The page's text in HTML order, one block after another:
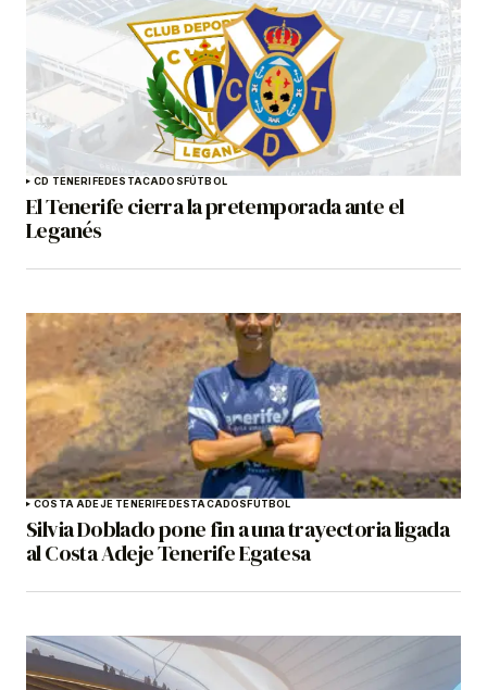
CD TENERIFEDESTACADOSFÚTBOL
El Tenerife cierra la pretemporada ante el
Leganés
COSTA ADEJE TENERIFEDESTACADOSFÚTBOL
Silvia Doblado pone fin a una trayectoria ligada
al Costa Adeje Tenerife Egatesa